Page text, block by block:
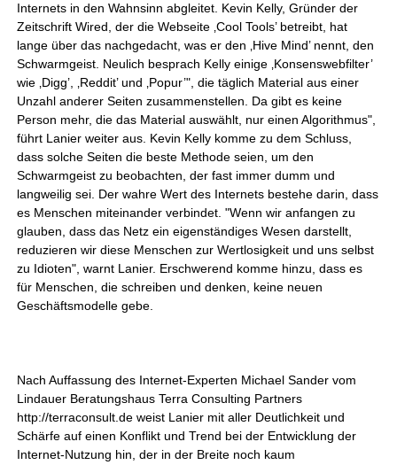
Internets in den Wahnsinn abgleitet. Kevin Kelly, Gründer der
Zeitschrift Wired, der die Webseite ‚Cool Tools’ betreibt, hat
lange über das nachgedacht, was er den ‚Hive Mind’ nennt, den
Schwarmgeist. Neulich besprach Kelly einige ‚Konsenswebfilter’
wie ‚Digg’, ‚Reddit’ und ‚Popur’", die täglich Material aus einer
Unzahl anderer Seiten zusammenstellen. Da gibt es keine
Person mehr, die das Material auswählt, nur einen Algorithmus",
führt Lanier weiter aus. Kevin Kelly komme zu dem Schluss,
dass solche Seiten die beste Methode seien, um den
Schwarmgeist zu beobachten, der fast immer dumm und
langweilig sei. Der wahre Wert des Internets bestehe darin, dass
es Menschen miteinander verbindet. "Wenn wir anfangen zu
glauben, dass das Netz ein eigenständiges Wesen darstellt,
reduzieren wir diese Menschen zur Wertlosigkeit und uns selbst
zu Idioten", warnt Lanier. Erschwerend komme hinzu, dass es
für Menschen, die schreiben und denken, keine neuen
Geschäftsmodelle gebe.
Nach Auffassung des Internet-Experten Michael Sander vom
Lindauer Beratungshaus Terra Consulting Partners
http://terraconsult.de weist Lanier mit aller Deutlichkeit und
Schärfe auf einen Konflikt und Trend bei der Entwicklung der
Internet-Nutzung hin, der in der Breite noch kaum